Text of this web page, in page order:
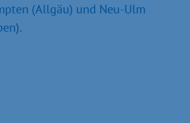
(Allgäu) und Neu-Ulm